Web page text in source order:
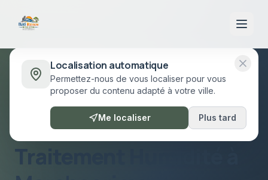
Accueil Prestations/Traitement Humidité Marcheprime
Marcheprime•Gironde (33)
Traitement Humidité
Localisation automatique
Permettez-nous de vous localiser pour vous
proposer du contenu adapté à votre ville.
Me localiser Plus tard